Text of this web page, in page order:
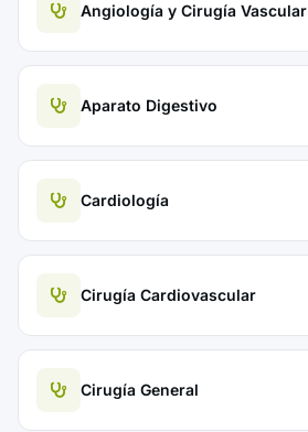
Angiología y Cirugía Vascular
Aparato Digestivo
Cardiología
Cirugía Cardiovascular
Cirugía General